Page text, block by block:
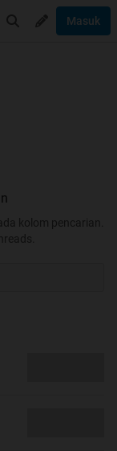
Masuk
kolom pencarian.